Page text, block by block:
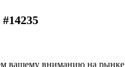
#14235
вашему вниманию на